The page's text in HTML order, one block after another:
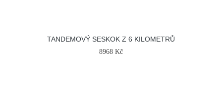
TANDEMOVÝ SESKOK Z 6 KILOMETRŮ
8968 Kč